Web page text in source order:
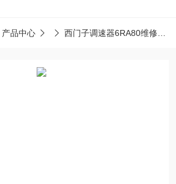
产品中心 西门子调速器6RA80维修